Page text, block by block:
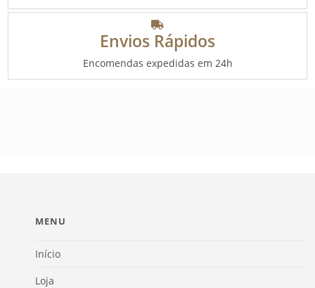
Envios Rápidos
Encomendas expedidas em 24h
MENU
Início
Loja